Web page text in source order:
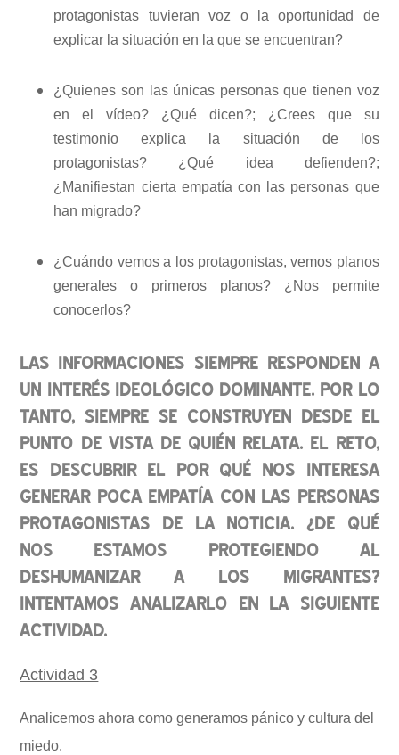
protagonistas tuvieran voz o la oportunidad de
explicar la situación en la que se encuentran?
¿Quienes son las únicas personas que tienen voz
en el vídeo? ¿Qué dicen?; ¿Crees que su
testimonio explica la situación de los
protagonistas? ¿Qué idea defienden?;
¿Manifiestan cierta empatía con las personas que
han migrado?
¿Cuándo vemos a los protagonistas, vemos planos
generales o primeros planos? ¿Nos permite
conocerlos?
LAS INFORMACIONES SIEMPRE RESPONDEN A
UN INTERÉS IDEOLÓGICO DOMINANTE. POR LO
TANTO, SIEMPRE SE CONSTRUYEN DESDE EL
PUNTO DE VISTA DE QUIÉN RELATA. EL RETO,
ES DESCUBRIR EL POR QUÉ NOS INTERESA
GENERAR POCA EMPATÍA CON LAS PERSONAS
PROTAGONISTAS DE LA NOTICIA. ¿DE QUÉ
NOS ESTAMOS PROTEGIENDO AL
DESHUMANIZAR A LOS MIGRANTES?
INTENTAMOS ANALIZARLO EN LA SIGUIENTE
ACTIVIDAD.
Actividad 3
Analicemos ahora como generamos pánico y cultura del
miedo.